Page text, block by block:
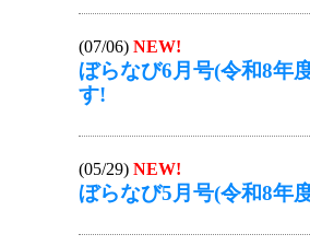
(07/06) NEW!
ぼらなび6月号(令和8年
す!
(05/29) NEW!
ぼらなび5月号(令和8年